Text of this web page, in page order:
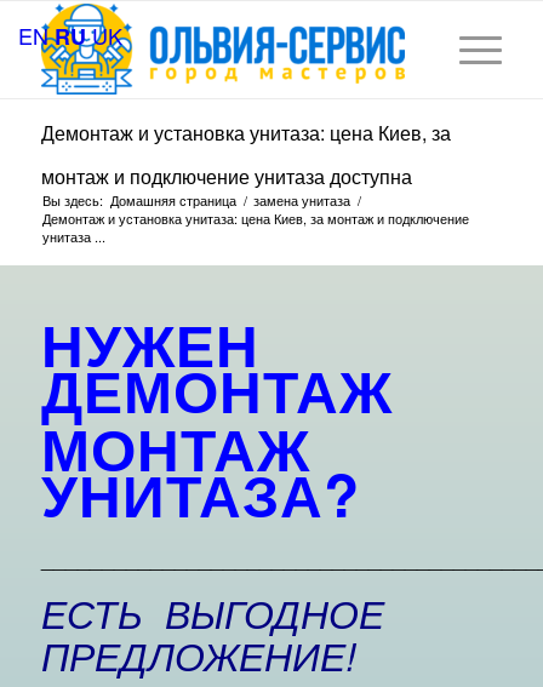
Демонтаж и установка унитаза: цена Киев, за
монтаж и подключение унитаза доступна
Вы здесь: Домашняя страница / замена унитаза /
Демонтаж и установка унитаза: цена Киев, за монтаж и подключение
унитаза ...
НУЖЕН
ДЕМОНТАЖ
МОНТАЖ
УНИТАЗА?
ЕСТЬ ВЫГОДНОЕ
ПРЕДЛОЖЕНИЕ!
ENRUUK